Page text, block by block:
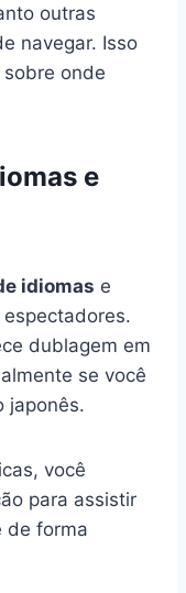
outras
navegar. Isso
onde
e
idiomas e
dublagem em
se você
japonês.
você
para assistir
de forma